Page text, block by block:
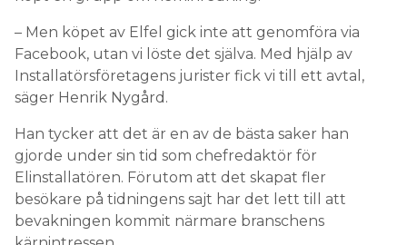
– Men köpet av Elfel gick inte att genomföra via
Facebook, utan vi löste det själva. Med hjälp av
Installatörsföretagens jurister fick vi till ett avtal,
säger Henrik Nygård.
Han tycker att det är en av de bästa saker han
gjorde under sin tid som chefredaktör för
Elinstallatören. Förutom att det skapat fler
besökare på tidningens sajt har det lett till att
bevakningen kommit närmare branschens